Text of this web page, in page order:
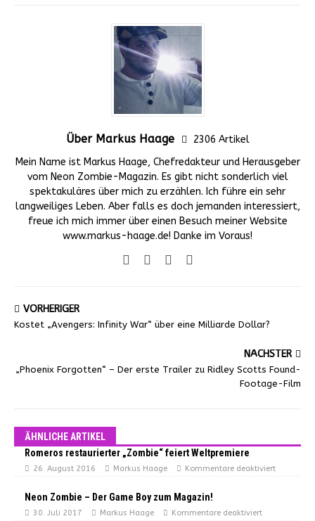
Über Markus Haage
2306 Artikel
Mein Name ist Markus Haage, Chefredakteur und Herausgeber
vom Neon Zombie-Magazin. Es gibt nicht sonderlich viel
spektakuläres über mich zu erzählen. Ich führe ein sehr
langweiliges Leben. Aber falls es doch jemanden interessiert,
freue ich mich immer über einen Besuch meiner Website
www.markus-haage.de! Danke im Voraus!
VORHERIGER
Kostet „Avengers: Infinity War“ über eine Milliarde Dollar?
NÄCHSTER
„Phoenix Forgotten“ – Der erste Trailer zu Ridley Scotts Found-
Footage-Film
ÄHNLICHE ARTIKEL
Romeros restaurierter „Zombie“ feiert Weltpremiere
26. August 2016 Markus Haage Kommentare deaktiviert
Neon Zombie – Der Game Boy zum Magazin!
30. Juli 2017 Markus Haage Kommentare deaktiviert